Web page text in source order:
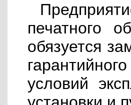
печатного
обязуется
условий